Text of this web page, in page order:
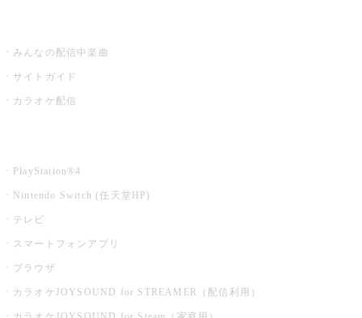
みんなの配信中楽曲
サイトガイド
カラオケ配信
PlayStation®4
Nintendo Switch (任天堂HP)
テレビ
スマートフォンアプリ
ブラウザ
カラオケJOYSOUND for STREAMER（配信利用）